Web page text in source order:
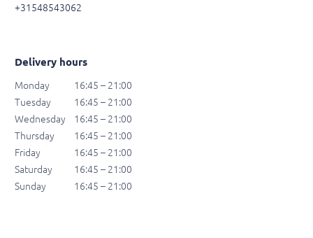
+31548543062
Delivery hours
Monday
16:45 – 21:00
Tuesday
16:45 – 21:00
Wednesday
16:45 – 21:00
Thursday
16:45 – 21:00
Friday
16:45 – 21:00
Saturday
16:45 – 21:00
Sunday
16:45 – 21:00